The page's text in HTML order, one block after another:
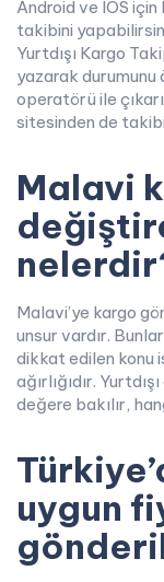
Android ve IOS
takibini
Yurtdışı Kargo
yazarak durumunu
operatörü ile
sitesinden de
Malavi
Malavi’ye kargo
unsur vardır.
dikkat edilen konu
ağırlığıdır.
değere bakılır,
uygun